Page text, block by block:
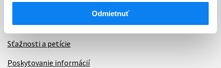
Odmietnuť
Aktuality
Dotazník spokojnosti zákazníka
Sťažnosti a petície
Poskytovanie informácií